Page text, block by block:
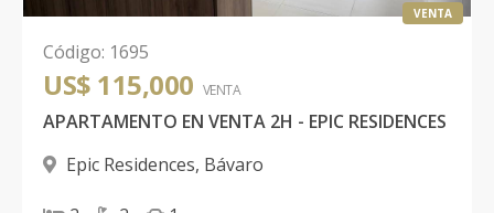
VENTA
Código: 1695
US$ 115,000 VENTA
APARTAMENTO EN VENTA 2H - EPIC RESIDENCES
Epic Residences, Bávaro